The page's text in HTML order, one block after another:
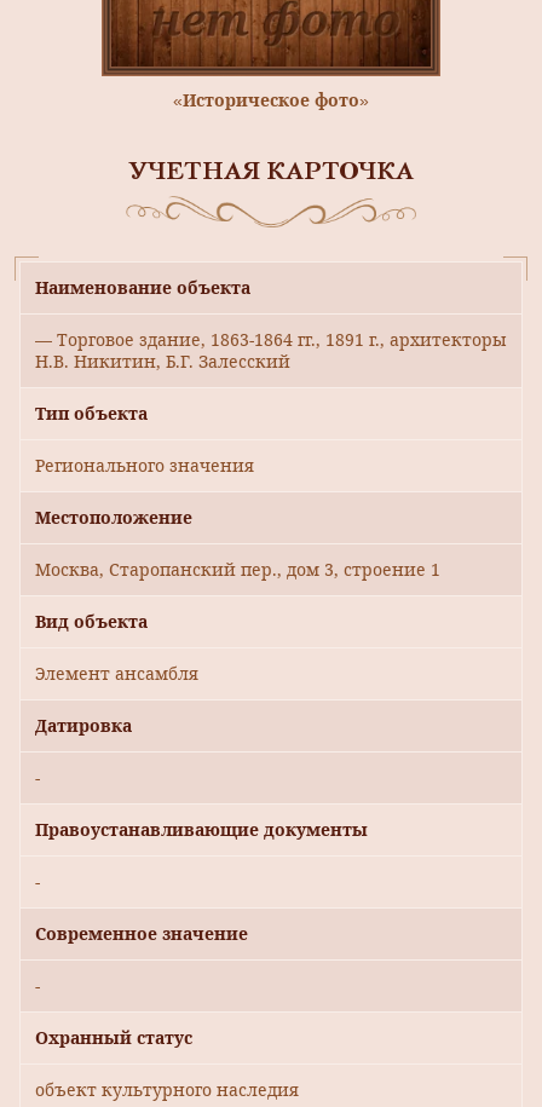
«Историческое фото»
УЧЕТНАЯ КАРТОЧКА
Наименование объекта
— Торговое здание, 1863-1864 гг., 1891 г., архитекторы
Н.В. Никитин, Б.Г. Залесский
Тип объекта
Регионального значения
Местоположение
Москва, Старопанский пер., дом 3, строение 1
Вид объекта
Элемент ансамбля
Датировка
-
Правоустанавливающие документы
-
Современное значение
-
Охранный статус
объект культурного наследия